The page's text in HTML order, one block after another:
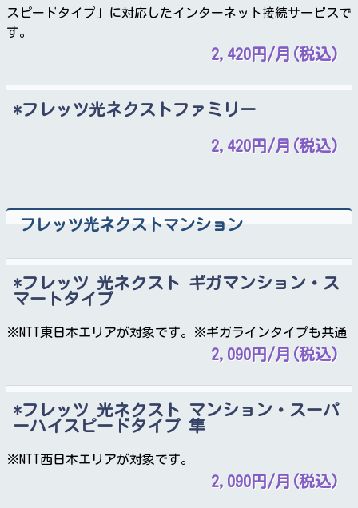
スピードタイプ」に対応したインターネット接続サービスで
す。
2,420円/月(税込)
フレッツ光ネクストファミリー
2,420円/月(税込)
フレッツ光ネクストマンション
フレッツ 光ネクスト ギガマンション・ス
マートタイプ
※NTT東日本エリアが対象です。※ギガラインタイプも共通
2,090円/月(税込)
フレッツ 光ネクスト マンション・スーパ
ーハイスピードタイプ 隼
※NTT西日本エリアが対象です。
2,090円/月(税込)